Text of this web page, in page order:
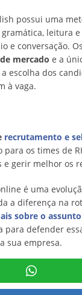
possui uma
leitura
e conversação.
mercado e a
escolha dos
à vaga.
recrutamento e
os times de
e gerir melhor os
é uma
a diferença na
sobre o
para defender
sua empresa.